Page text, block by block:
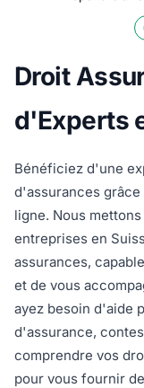
Droit
d'Experts
Bénéficiez d'une
d'assurances
ligne. Nous
entreprises en
assurances,
et de vous
ayez besoin d'aide
d'assurance,
comprendre vos
pour vous fournir